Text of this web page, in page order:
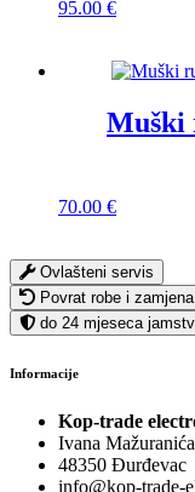
95.00 €
Muški
70.00 €
Ovlašteni servis
Povrat robe i zamjena
do 24 mjeseca
Informacije
Kop-trade
Ivana
48350 Đurđevac
info@kop-trade-